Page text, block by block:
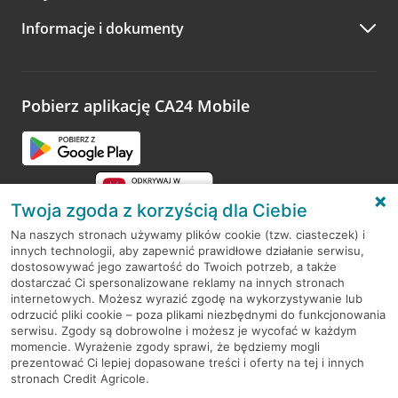
Zachęcamy do podzielenia się z nami opinią o wizycie.
opinie.
Informacje i dokumenty
Pobierz aplikację CA24 Mobile
RODO
Regulamin serwisu
Mapa serwisu
PolitykaCookies
Twoja zgoda z korzyścią dla Ciebie
Na naszych stronach używamy plików cookie (tzw. ciasteczek) i
innych technologii, aby zapewnić prawidłowe działanie serwisu,
dostosowywać jego zawartość do Twoich potrzeb, a także
dostarczać Ci spersonalizowane reklamy na innych stronach
internetowych. Możesz wyrazić zgodę na wykorzystywanie lub
odrzucić pliki cookie – poza plikami niezbędnymi do funkcjonowania
serwisu. Zgody są dobrowolne i możesz je wycofać w każdym
momencie. Wyrażenie zgody sprawi, że będziemy mogli
prezentować Ci lepiej dopasowane treści i oferty na tej i innych
stronach Credit Agricole.